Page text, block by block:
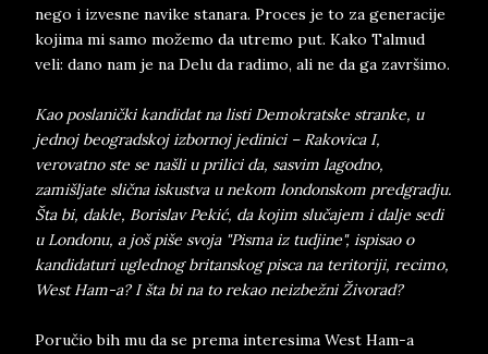
nego i izvesne navike stanara. Proces je to za generacije
kojima mi samo možemo da utremo put. Kako Talmud
veli: dano nam je na Delu da radimo, ali ne da ga završimo.
Kao poslanički kandidat na listi Demokratske stranke, u
jednoj beogradskoj izbornoj jedinici – Rakovica I,
verovatno ste se našli u prilici da, sasvim lagodno,
zamišljate slična iskustva u nekom londonskom predgradju.
Šta bi, dakle, Borislav Pekić, da kojim slučajem i dalje sedi
u Londonu, a još piše svoja "Pisma iz tudjine", ispisao o
kandidaturi uglednog britanskog pisca na teritoriji, recimo,
West Ham-a? I šta bi na to rekao neizbežni Živorad?
Poručio bih mu da se prema interesima West Ham-a